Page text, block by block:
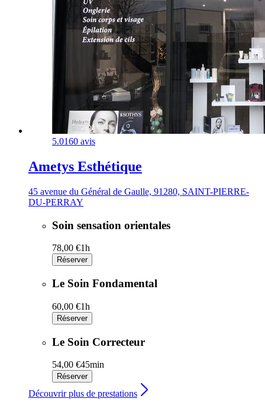
5.0160 avis
Ametys Esthétique
45 avenue du Général de Gaulle, 91280, SAINT-PIERRE-
DU-PERRAY
Soin sensation orientales
78,00 €1h
Réserver
Le Soin Fondamental
60,00 €1h
Réserver
Le Soin Correcteur
54,00 €45min
Réserver
Découvrir plus de prestations